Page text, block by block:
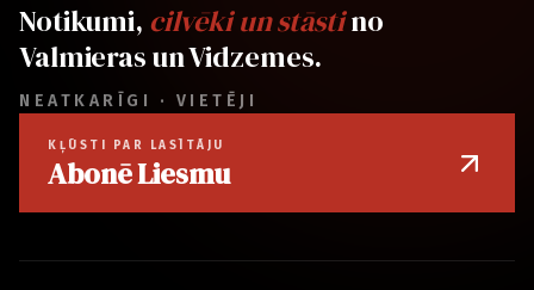
Notikumi, cilvēki un stāstino
Valmieras un Vidzemes.
NEATKARĪGI · VIETĒJI
KĻŪSTI PAR LASĪTĀJU
Abonē Liesmu